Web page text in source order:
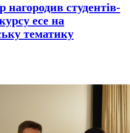
нагородив студентів-
есе на
тематику